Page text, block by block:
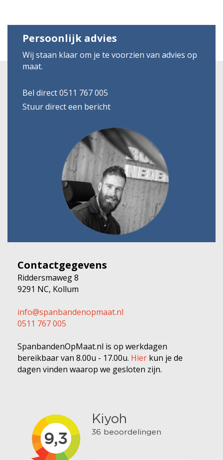
Persoonlijk advies
Wij staan klaar om je te voorzien van advies op
maat.
Bel direct 0511 767 005
Stuur direct een bericht
Contactgegevens
Riddersmaweg 8
9291 NC, Kollum
info@spanbandenopmaat.nl
0511 767 005
SpanbandenOpMaat.nl is op werkdagen
bereikbaar van 8.00u - 17.00u. Hier kun je de
dagen vinden waarop we gesloten zijn.